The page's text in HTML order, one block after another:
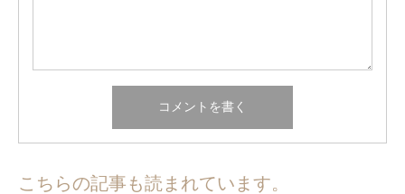
こちらの記事も読まれています。